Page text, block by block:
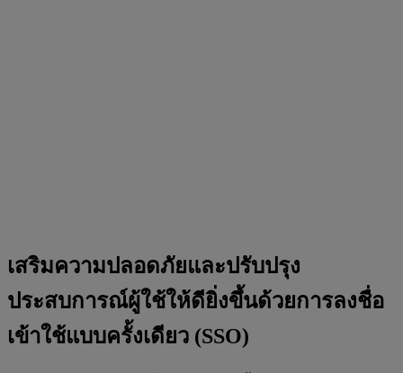
เสริมความปลอดภัยและปรับปรุง
ประสบการณ์ผู้ใช้ให้ดียิ่งขึ้นด้วยการลงชื่อ
เข้าใช้แบบครั้งเดียว (SSO)